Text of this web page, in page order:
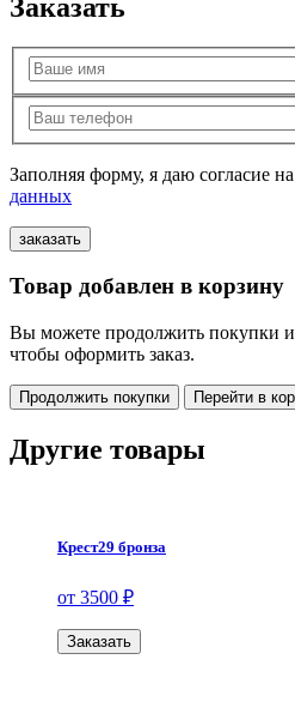
Заказать
Заполняя форму, я даю согласие на
данных
Товар добавлен в корзину
Вы можете продолжить покупки
чтобы оформить заказ.
Продолжить покупки Перейти в
Другие товары
Крест29 бронза
от 3500 ₽
Заказать